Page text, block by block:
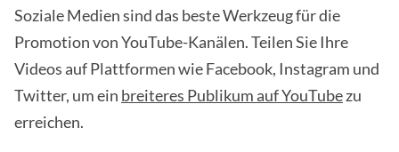
Soziale Medien sind das beste Werkzeug für die
Promotion von YouTube-Kanälen. Teilen Sie Ihre
Videos auf Plattformen wie Facebook, Instagram und
Twitter, um ein breiteres Publikum auf YouTubezu
erreichen.